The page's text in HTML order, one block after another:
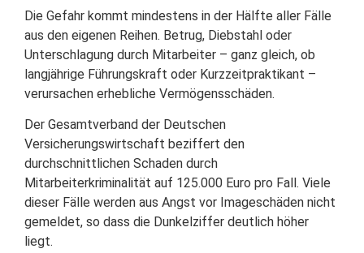
Die Gefahr kommt mindestens in der Hälfte aller Fälle
aus den eigenen Reihen. Betrug, Diebstahl oder
Unterschlagung durch Mitarbeiter – ganz gleich, ob
langjährige Führungskraft oder Kurzzeitpraktikant –
verursachen erhebliche Vermögensschäden.
Der Gesamtverband der Deutschen
Versicherungswirtschaft beziffert den
durchschnittlichen Schaden durch
Mitarbeiterkriminalität auf 125.000 Euro pro Fall. Viele
dieser Fälle werden aus Angst vor Imageschäden nicht
gemeldet, so dass die Dunkelziffer deutlich höher
liegt.